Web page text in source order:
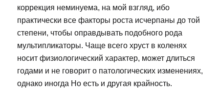
коррекция неминуема, на мой взгляд, ибо
практически все факторы роста исчерпаны до той
степени, чтобы оправдывать подобного рода
мультипликаторы. Чаще всего хруст в коленях
носит физиологический характер, может длиться
годами и не говорит о патологических изменениях,
однако иногда Но есть и другая крайность.